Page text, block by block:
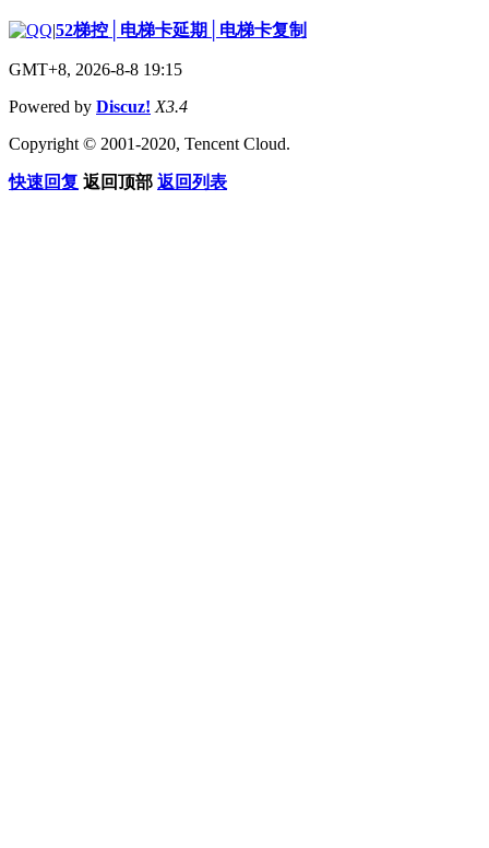
|52梯控│电梯卡延期│电梯卡复制
GMT+8, 2026-8-8 19:15
Powered by Discuz! X3.4
Copyright © 2001-2020, Tencent Cloud.
快速回复 返回顶部 返回列表